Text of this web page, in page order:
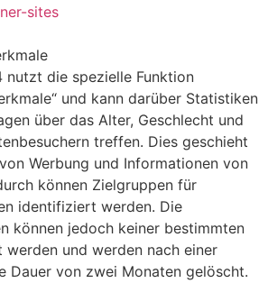
sites
nutzt die spezielle Funktion
und kann darüber Statistiken
über das Alter, Geschlecht und
treffen. Dies geschieht
Werbung und Informationen von
können Zielgruppen für
identifiziert werden. Die
können jedoch keiner bestimmten
werden und werden nach einer
Dauer von zwei Monaten gelöscht.